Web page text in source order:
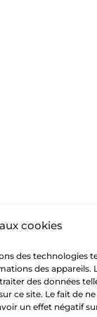
cookies
des technologies
des appareils.
des données
ce site. Le fait de ne
un effet négatif